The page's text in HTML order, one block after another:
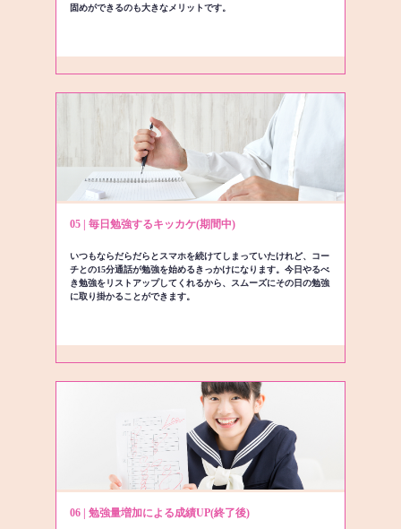
固めができるのも大きなメリットです。
05 | 毎日勉強するキッカケ(期間中)
いつもならだらだらとスマホを続けてしまっていたけれど、コー
チとの15分通話が勉強を始めるきっかけになります。今日やるべ
き勉強をリストアップしてくれるから、スムーズにその日の勉強
に取り掛かることができます。
06 | 勉強量増加による成績UP(終了後)